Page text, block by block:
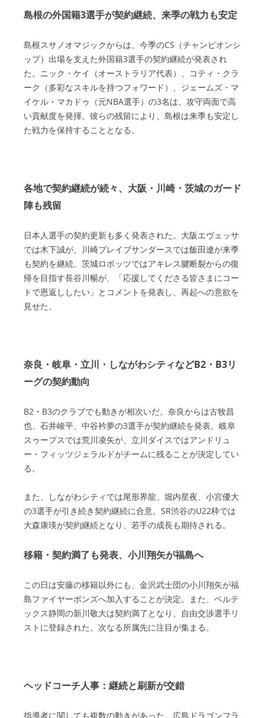
島根の外国籍3選手が契約継続、来季の戦力も安定
島根スサノオマジックからは、今季のCS（チャンピオンシ
ップ）出場を支えた外国籍3選手の契約継続が発表され
た。ニック・ケイ（オーストラリア代表）、コティ・クラ
ーク（多彩なスキルを持つフォワード）、ジェームズ・マ
イケル・マカドゥ（元NBA選手）の3名は、攻守両面で高
い貢献度を発揮。彼らの残留により、島根は来季も安定し
た戦力を保持することとなる。
各地で契約継続が続々、大阪・川崎・茨城のガード
陣も残留
日本人選手の契約更新も多く発表された。大阪エヴェッサ
では木下誠が、川崎ブレイブサンダースでは飯田遼が来季
も契約を継続。茨城ロボッツではアキレス腱断裂からの復
帰を目指す長谷川暢が、「応援してくださる皆さまにコー
トで恩返ししたい」とコメントを発表し、再起への意欲を
見せた。
奈良・岐阜・立川・しながわシティなどB2・B3リ
ーグの契約動向
B2・B3のクラブでも動きが相次いだ。奈良からは古牧昌
也、石井峻平、中谷衿夢の3選手が契約継続を発表。岐阜
スゥープスでは荒川凌矢が、立川ダイスではアンドリュ
ー・フィッツジェラルドがチームに残ることが決定してい
る。
また、しながわシティでは尾形界龍、堀内星夜、小宮優大
の3選手が引き続き契約継続に合意。SR渋谷のU22枠では
大森康瑛が契約継続となり、若手の成長も期待される。
移籍・契約満了も発表、小川翔矢が福島へ
この日は安藤の移籍以外にも、金沢武士団の小川翔矢が福
島ファイヤーボンズへ加入することが決定。また、ベルテ
ックス静岡の新川敬大は契約満了となり、自由交渉選手リ
ストに登録された。次なる所属先に注目が集まる。
ヘッドコーチ人事：継続と刷新が交錯
指導者に関しても複数の動きがあった。広島ドラゴンフラ